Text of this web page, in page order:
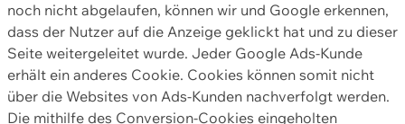
noch nicht abgelaufen, können wir und Google erkennen,
dass der Nutzer auf die Anzeige geklickt hat und zu dieser
Seite weitergeleitet wurde. Jeder Google Ads-Kunde
erhält ein anderes Cookie. Cookies können somit nicht
über die Websites von Ads-Kunden nachverfolgt werden.
Die mithilfe des Conversion-Cookies eingeholten